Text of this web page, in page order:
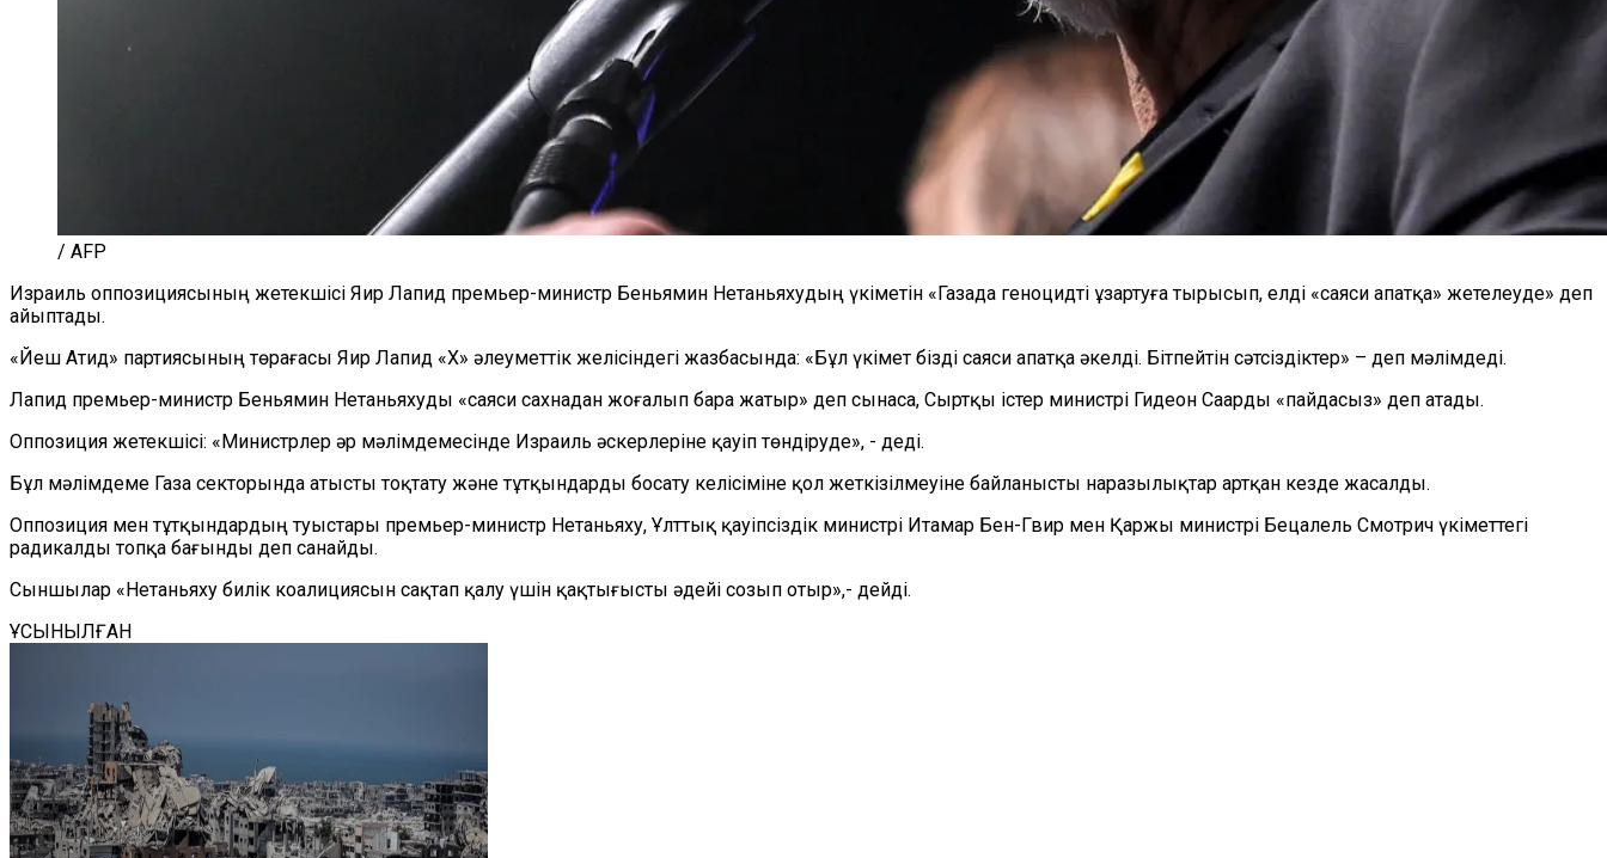
/ AFP
Израиль оппозициясының жетекшісі Яир Лапид премьер-министр Беньямин Нетаньяхудың үкіметін «Газада геноцидті ұзартуға тырысып, елді «саяси апатқа» жетелеуде» деп
айыптады.
«Йеш Атид» партиясының төрағасы Яир Лапид «X» әлеуметтік желісіндегі жазбасында: «Бұл үкімет бізді саяси апатқа әкелді. Бітпейтін сәтсіздіктер» – деп мәлімдеді.
Лапид премьер-министр Беньямин Нетаньяхуды «саяси сахнадан жоғалып бара жатыр» деп сынаса, Сыртқы істер министрі Гидеон Саарды «пайдасыз» деп атады.
Оппозиция жетекшісі: «Министрлер әр мәлімдемесінде Израиль әскерлеріне қауіп төндіруде», - деді.
Бұл мәлімдеме Газа секторында атысты тоқтату және тұтқындарды босату келісіміне қол жеткізілмеуіне байланысты наразылықтар артқан кезде жасалды.
Оппозиция мен тұтқындардың туыстары премьер-министр Нетаньяху, Ұлттық қауіпсіздік министрі Итамар Бен-Гвир мен Қаржы министрі Бецалель Смотрич үкіметтегі
радикалды топқа бағынды деп санайды.
Сыншылар «Нетаньяху билік коалициясын сақтап қалу үшін қақтығысты әдейі созып отыр»,- дейді.
ҰСЫНЫЛҒАН